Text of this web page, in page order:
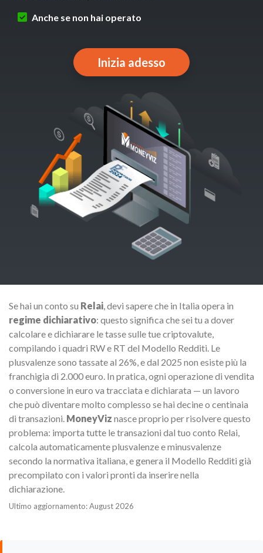
Anche se non hai operato
Inizia adesso
Se hai un conto su Relai, devi sapere che in Italia opera in
regime dichiarativo: questo significa che sei tu a dover
calcolare e dichiarare le tasse sulle tue criptovalute,
compilando i quadri RW e RT del Modello Redditi. Le
plusvalenze sono tassate al 26%, e dal 2025 non esiste più la
franchigia di 2.000 euro. In pratica, ogni operazione di vendita
o conversione in euro va tracciata e dichiarata — un lavoro
che può diventare molto complesso se hai decine o centinaia
di transazioni. MoneyViz nasce proprio per risolvere questo
problema: importa tutte le transazioni dal tuo conto Relai,
calcola automaticamente plusvalenze e minusvalenze
secondo la normativa italiana, e genera il Modello Redditi già
precompilato con i valori pronti da inserire nella
dichiarazione.
Ultimo aggiornamento: August 2026